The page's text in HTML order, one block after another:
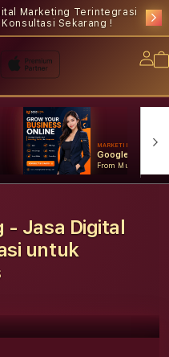
Marketing Terintegrasi
Konsultasi Sekarang !
MARKETING
Google Ads
From Mulai
- Jasa Digital
untuk